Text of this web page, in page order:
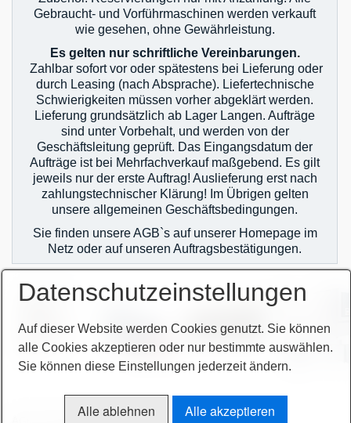
Gebraucht- und Vorführmaschinen werden verkauft
wie gesehen, ohne Gewährleistung.
Es gelten nur schriftliche Vereinbarungen.
Zahlbar sofort vor oder spätestens bei Lieferung oder
durch Leasing (nach Absprache). Liefertechnische
Schwierigkeiten müssen vorher abgeklärt werden.
Lieferung grundsätzlich ab Lager Langen. Aufträge
sind unter Vorbehalt, und werden von der
Geschäftsleitung geprüft. Das Eingangsdatum der
Aufträge ist bei Mehrfachverkauf maßgebend. Es gilt
jeweils nur der erste Auftrag! Auslieferung erst nach
zahlungstechnischer Klärung! Im Übrigen gelten
unsere allgemeinen Geschäftsbedingungen.
Sie finden unsere AGB`s auf unserer Homepage im
Netz oder auf unseren Auftragsbestätigungen.
Datenschutzeinstellungen
Auf dieser Website werden Cookies genutzt. Sie können
alle Cookies akzeptieren oder nur bestimmte auswählen.
Sie können diese Einstellungen jederzeit ändern.
Alle ablehnen Alle akzeptieren